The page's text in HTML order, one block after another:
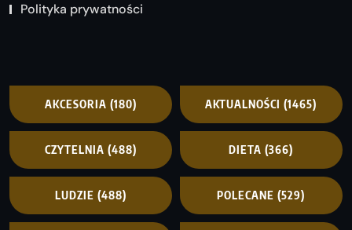
Polityka prywatności
AKCESORIA (180) AKTUALNOŚCI (1465)
CZYTELNIA (488) DIETA (366)
LUDZIE (488) POLECANE (529)